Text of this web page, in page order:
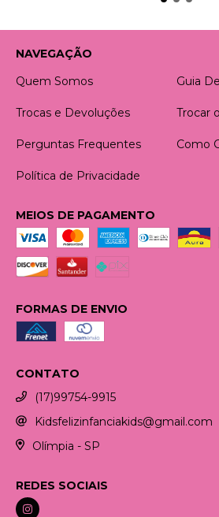
NAVEGAÇÃO
Quem Somos
Guia
Trocas e Devoluções Trocar
Perguntas Frequentes Como
Política de Privacidade
MEIOS DE PAGAMENTO
FORMAS DE ENVIO
CONTATO
(17)99754-9915
Kidsfelizinfanciakids@gmail.com
Olímpia - SP
REDES SOCIAIS